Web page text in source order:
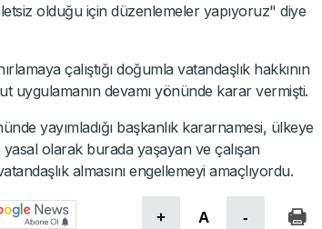
olduğu için düzenlemeler yapıyoruz" diye
çalıştığı doğumla vatandaşlık hakkının
uygulamanın devamı yönünde karar vermişti.
yayımladığı başkanlık kararnamesi, ülkeye
olarak burada yaşayan ve çalışan
almasını engellemeyi amaçlıyordu.
+ A -